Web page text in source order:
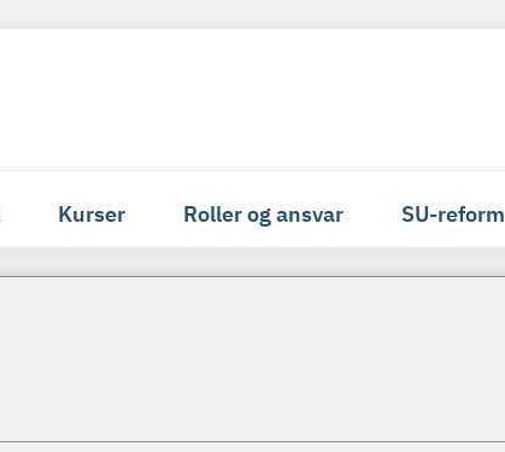
Kurser Roller og ansvar SU-reform